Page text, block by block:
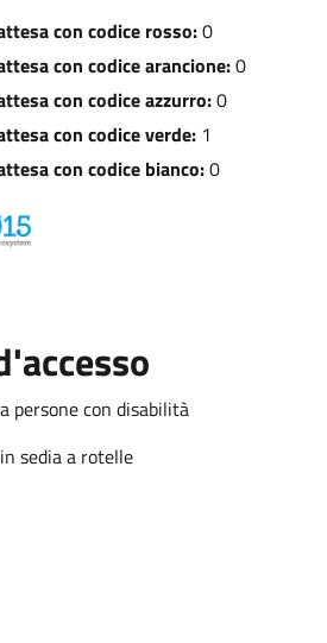
con codice rosso:0
con codice arancione:0
con codice azzurro:0
con codice verde: 1
con codice bianco:0
persone con disabilità
sedia a rotelle